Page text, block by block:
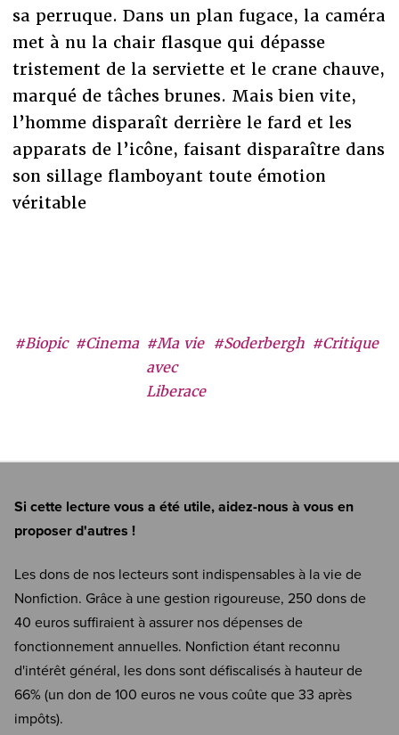
#Biopic #Cinema #Ma vie
avec
Liberace
#Soderbergh #Critique
sa perruque. Dans un plan fugace, la caméra
met à nu la chair flasque qui dépasse
tristement de la serviette et le crane chauve,
marqué de tâches brunes. Mais bien vite,
l’homme disparaît derrière le fard et les
apparats de l’icône, faisant disparaître dans
son sillage flamboyant toute émotion
véritable
Si cette lecture vous a été utile, aidez-nous à vous en
proposer d'autres !
Les dons de nos lecteurs sont indispensables à la vie de
Nonfiction. Grâce à une gestion rigoureuse, 250 dons de
40 euros suffiraient à assurer nos dépenses de
fonctionnement annuelles. Nonfiction étant reconnu
d'intérêt général, les dons sont défiscalisés à hauteur de
66% (un don de 100 euros ne vous coûte que 33 après
impôts).